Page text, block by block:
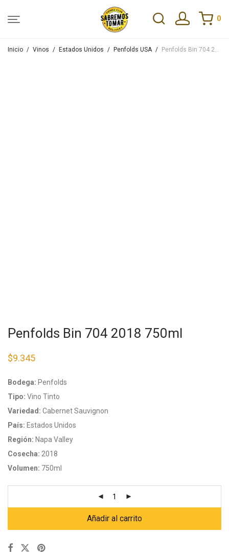
0
Inicio / Vinos / Estados Unidos / Penfolds USA / Penfolds Bin 704 2018 750ml
Penfolds Bin 704 2018 750ml
$9.345
Bodega: Penfolds
Tipo: Vino Tinto
Variedad: Cabernet Sauvignon
País: Estados Unidos
Región: Napa Valley
Cosecha: 2018
Volumen: 750ml
Añadir al carrito